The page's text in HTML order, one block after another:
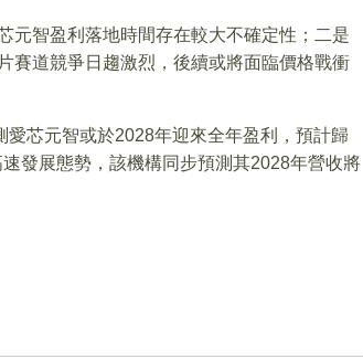
元智盈利落地時間存在較大不確定性；二是
賽道競爭日趨激烈，後續或將面臨價格戰衝
芯元智或於2028年迎來全年盈利，預計歸
發展態勢，該機構同步預測其2028年營收將